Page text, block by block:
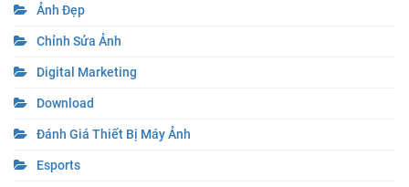
Ảnh Đẹp
Chỉnh Sửa Ảnh
Digital Marketing
Download
Đánh Giá Thiết Bị Máy Ảnh
Esports